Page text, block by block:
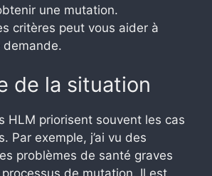
une mutation.
critères peut vous aider à
demande.
de la situation
HLM priorisent souvent les cas
Par exemple, j’ai vu des
problèmes de santé graves
de mutation. Il est